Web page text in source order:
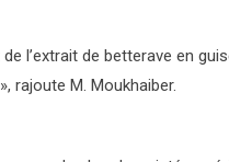
l’extrait de betterave en
rajoute M. Moukhaiber.